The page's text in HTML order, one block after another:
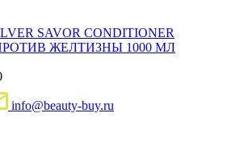
info@beauty-buy.ru